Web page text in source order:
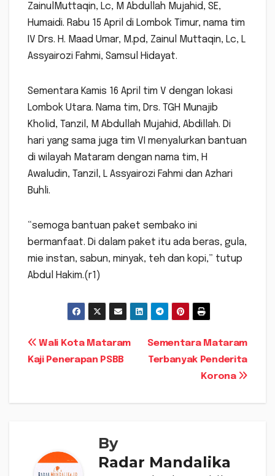
ZainulMuttaqin, Lc, M Abdullah Mujahid, SE,
Humaidi. Rabu 15 April di Lombok Timur, nama tim
IV Drs. H. Maad Umar, M.pd, Zainul Muttaqin, Lc, L
Assyairozi Fahmi, Samsul Hidayat.
Sementara Kamis 16 April tim V dengan lokasi
Lombok Utara. Nama tim, Drs. TGH Munajib
Kholid, Tanzil, M Abdullah Mujahid, Abdillah. Di
hari yang sama juga tim VI menyalurkan bantuan
di wilayah Mataram dengan nama tim, H
Awaludin, Tanzil, L Assyairozi Fahmi dan Azhari
Buhli.
“semoga bantuan paket sembako ini
bermanfaat. Di dalam paket itu ada beras, gula,
mie instan, sabun, minyak, teh dan kopi,” tutup
Abdul Hakim.(r1)
Navigasi
pos
Sementara Mataram
Terbanyak Penderita
Korona
Wali Kota Mataram
Kaji Penerapan PSBB
By
Radar Mandalika